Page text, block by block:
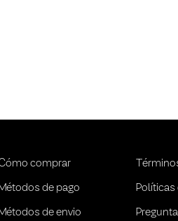
comprar
Métodos de pago
Métodos de envio
Políticas